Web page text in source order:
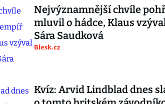
Nejvýznamnější chvíle
mluvil o hádce, Klaus
Sára Saudková
Blesk.cz
Kvíz: Arvid Lindblad dnes